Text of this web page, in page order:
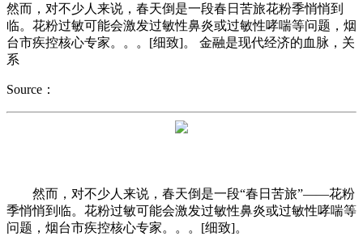
然而，对不少人来说，春天倒是一段春日苦旅花粉季悄悄到
临。花粉过敏可能会激发过敏性鼻炎或过敏性哮喘等问题，烟
台市疾控核心专家。。。[细致]。 金融是现代经济的血脉，关
系
Source：
然而，对不少人来说，春天倒是一段“春日苦旅”——花粉
季悄悄到临。花粉过敏可能会激发过敏性鼻炎或过敏性哮喘等
问题，烟台市疾控核心专家。。。[细致]。